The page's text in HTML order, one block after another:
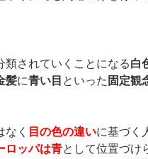
類されていくことになる白
髪に青い目 といった 固定観
なく 目の色の違いに基づく
ロッパは青として位置づけ